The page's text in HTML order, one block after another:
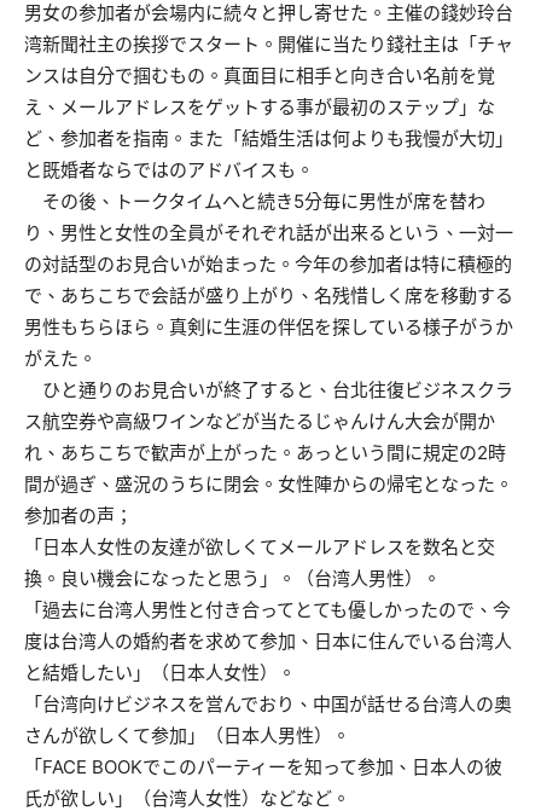
男女の参加者が会場内に続々と押し寄せた。主催の錢妙玲台
湾新聞社主の挨拶でスタート。開催に当たり錢社主は「チャ
ンスは自分で掴むもの。真面目に相手と向き合い名前を覚
え、メールアドレスをゲットする事が最初のステップ」な
ど、参加者を指南。また「結婚生活は何よりも我慢が大切」
と既婚者ならではのアドバイスも。
その後、トークタイムへと続き5分毎に男性が席を替わ
り、男性と女性の全員がそれぞれ話が出来るという、一対一
の対話型のお見合いが始まった。今年の参加者は特に積極的
で、あちこちで会話が盛り上がり、名残惜しく席を移動する
男性もちらほら。真剣に生涯の伴侶を探している様子がうか
がえた。
ひと通りのお見合いが終了すると、台北往復ビジネスクラ
ス航空券や高級ワインなどが当たるじゃんけん大会が開か
れ、あちこちで歓声が上がった。あっという間に規定の2時
間が過ぎ、盛況のうちに閉会。女性陣からの帰宅となった。
参加者の声；
「日本人女性の友達が欲しくてメールアドレスを数名と交
換。良い機会になったと思う」。（台湾人男性）。
「過去に台湾人男性と付き合ってとても優しかったので、今
度は台湾人の婚約者を求めて参加、日本に住んでいる台湾人
と結婚したい」（日本人女性）。
「台湾向けビジネスを営んでおり、中国が話せる台湾人の奥
さんが欲しくて参加」（日本人男性）。
「FACE BOOKでこのパーティーを知って参加、日本人の彼
氏が欲しい」（台湾人女性）などなど。